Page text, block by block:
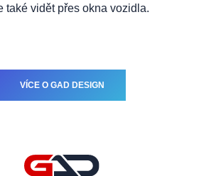
také vidět přes okna vozidla.
VÍCE O GAD DESIGN